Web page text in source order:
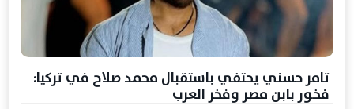
تامر حسني يحتفي باستقبال محمد صلاح في تركيا:
فخور بابن مصر وفخر العرب